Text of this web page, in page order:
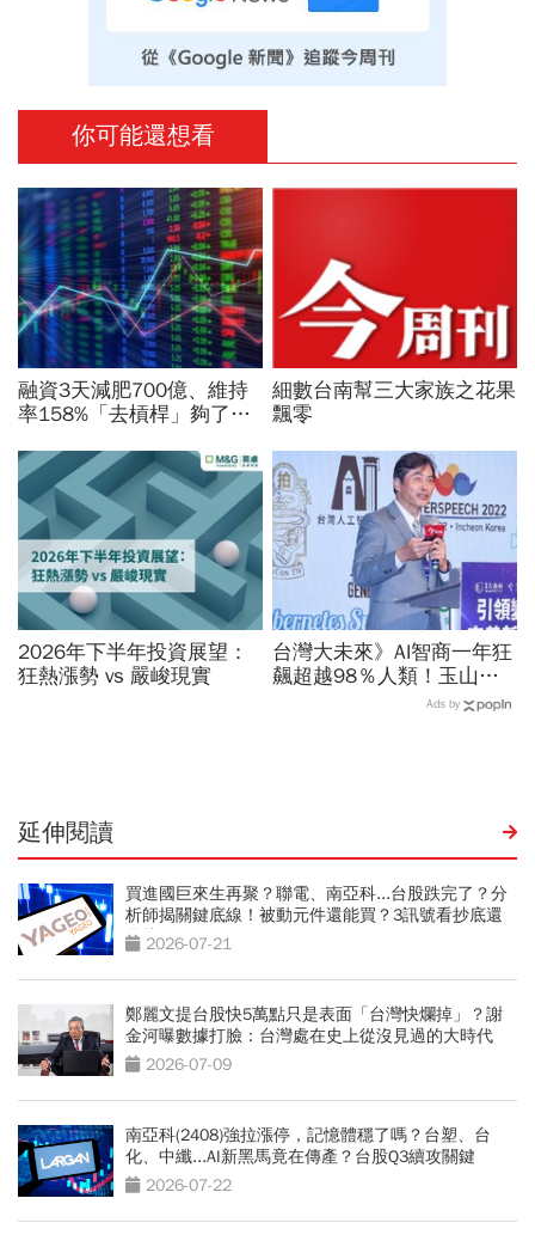
你可能還想看
融資3天減肥700億、維持
率158%「去槓桿」夠了？
交所急發聲，台股4萬能穩
住？
細數台南幫三大家族之花果
飄零
2026年下半年投資展望：
狂熱漲勢 vs 嚴峻現實
台灣大未來》AI智商一年狂
飆超越98％人類！玉山金
控張智星揭密企業轉型「老
Ads by
延伸閱讀
買進國巨來生再聚？聯電、南亞科...台股跌完了？分
析師揭關鍵底線！被動元件還能買？3訊號看抄底還
是接刀
2026-07-21
鄭麗文提台股快5萬點只是表面「台灣快爛掉」？謝
金河曝數據打臉：台灣處在史上從沒見過的大時代
2026-07-09
南亞科(2408)強拉漲停，記憶體穩了嗎？台塑、台
化、中纖...AI新黑馬竟在傳產？台股Q3續攻關鍵
2026-07-22